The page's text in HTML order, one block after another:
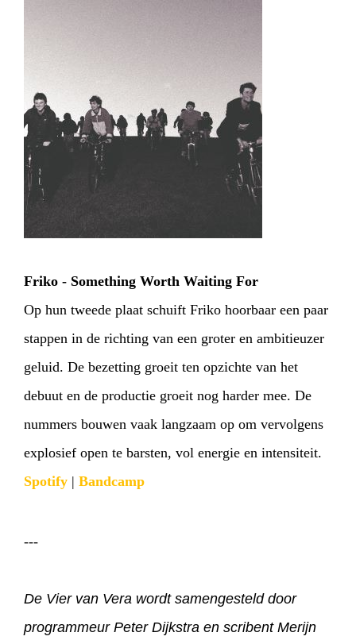
Friko - Something Worth Waiting For
Op hun tweede plaat schuift Friko hoorbaar een paar
stappen in de richting van een groter en ambitieuzer
geluid. De bezetting groeit ten opzichte van het
debuut en de productie groeit nog harder mee. De
nummers bouwen vaak langzaam op om vervolgens
explosief open te barsten, vol energie en intensiteit.
Spotify | Bandcamp
---
De Vier van Vera wordt samengesteld door
programmeur Peter Dijkstra en scribent Merijn